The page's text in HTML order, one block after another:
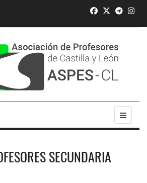
SECUNDARIA